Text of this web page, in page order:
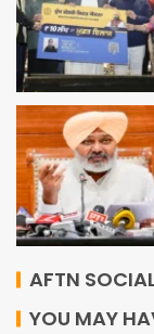
AFTN
YOU MAY